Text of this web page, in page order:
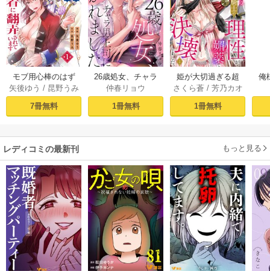
モブ用心棒のはず
ですが、年下帝国
外交官（アイド
ル）様の執着（溺
います【単話版】 1
話
矢後ゆう / 昆野うみ
7冊無料
26歳処女、チャラ
男上司に抱かれま
した【電子単行本
版おまけ付き】 1巻
仲春リョウ
1冊無料
姫が大切過ぎる超
堅物騎士の理性
が、媚薬で決壊し
ました。 1巻
さくら蒼/ 芳乃カオ
1冊無料
俺
レディコミの最新刊 もっと見る